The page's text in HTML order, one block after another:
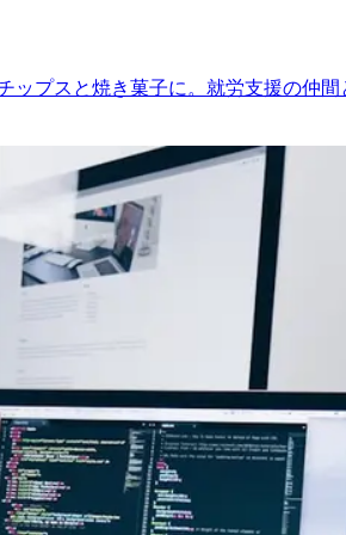
ップスと焼き菓子に。就労支援の仲間